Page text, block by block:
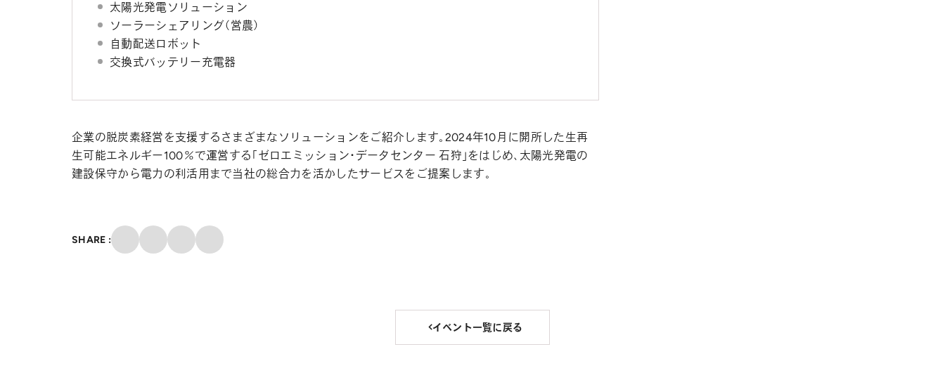
太陽光発電ソリューション
ソーラーシェアリング（営農）
自動配送ロボット
交換式バッテリー充電器
企業の脱炭素経営を支援するさまざまなソリューションをご紹介します。2024年10月に開所した生再
生可能エネルギー100％で運営する「ゼロエミッション・データセンター 石狩」をはじめ、太陽光発電の
建設保守から電力の利活用まで当社の総合力を活かしたサービスをご提案します。
SHARE : Facebook
メール
イベント一覧に戻る